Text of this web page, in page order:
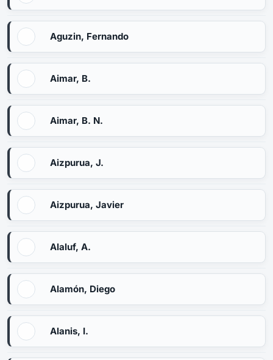
Aguzin, Fernando
Aimar, B.
Aimar, B. N.
Aizpurua, J.
Aizpurua, Javier
Alaluf, A.
Alamón, Diego
Alanis, I.